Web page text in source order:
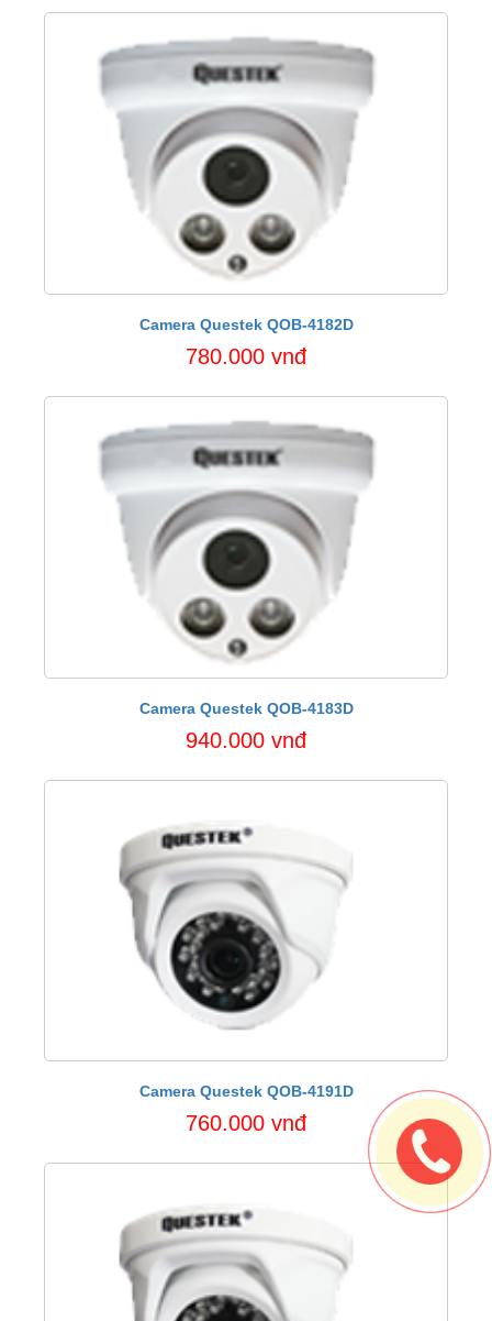
Camera Questek QOB-4182D
780.000 vnđ
Camera Questek QOB-4183D
940.000 vnđ
Camera Questek QOB-4191D
760.000 vnđ